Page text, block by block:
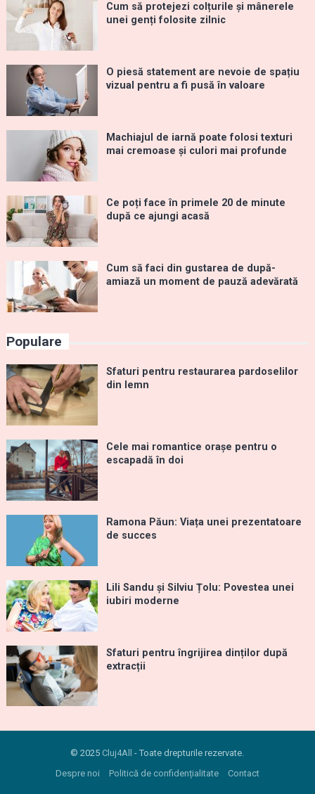
Cum să protejezi colțurile și mânerele
unei genți folosite zilnic
O piesă statement are nevoie de spațiu
vizual pentru a fi pusă în valoare
Machiajul de iarnă poate folosi texturi
mai cremoase și culori mai profunde
Ce poți face în primele 20 de minute
după ce ajungi acasă
Cum să faci din gustarea de după-
amiază un moment de pauză adevărată
Populare
Sfaturi pentru restaurarea pardoselilor
din lemn
Cele mai romantice orașe pentru o
escapadă în doi
Ramona Păun: Viața unei prezentatoare
de succes
Lili Sandu și Silviu Țolu: Povestea unei
iubiri moderne
Sfaturi pentru îngrijirea dinților după
extracții
© 2025Cluj4All - Toate drepturile rezervate.
Despre noi
Politică de confidențialitate Contact